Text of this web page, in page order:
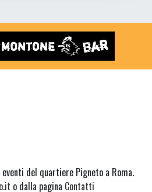
del quartiere Pigneto a Roma.
o dalla pagina Contatti